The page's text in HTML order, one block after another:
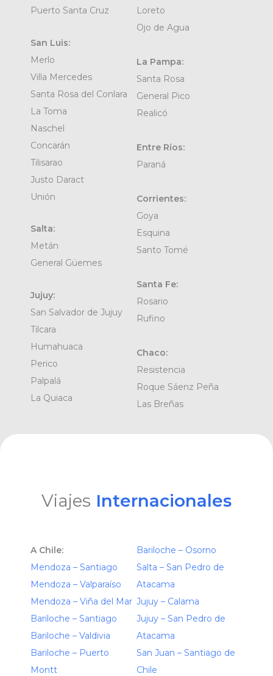
Puerto Santa Cruz
San Luis:
Merlo
Villa Mercedes
Santa Rosa del Conlara
La Toma
Naschel
Concarán
Tilisarao
Justo Daract
Unión
Salta:
Metán
General Güemes
Jujuy:
San Salvador de Jujuy
Tilcara
Humahuaca
Perico
Palpalá
La Quiaca
Loreto
Ojo de Agua
La Pampa:
Santa Rosa
General Pico
Realicó
Entre Ríos:
Paraná
Corrientes:
Goya
Esquina
Santo Tomé
Santa Fe:
Rosario
Rufino
Chaco:
Resistencia
Roque Sáenz Peña
Las Breñas
Viajes Internacionales
A Chile:
Mendoza – Santiago
Mendoza – Valparaíso
Mendoza – Viña del Mar
Bariloche – Santiago
Bariloche – Valdivia
Bariloche – Puerto
Montt
Bariloche – Osorno
Salta – San Pedro de
Atacama
Jujuy – Calama
Jujuy – San Pedro de
Atacama
San Juan – Santiago de
Chile